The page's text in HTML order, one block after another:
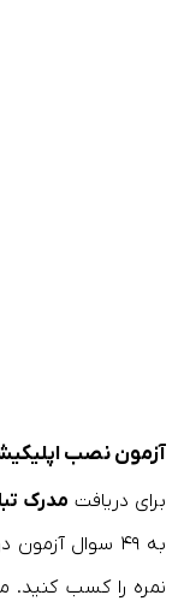
آزمون نصب
برای دریافت مدرک
نمره را کسب کنید.